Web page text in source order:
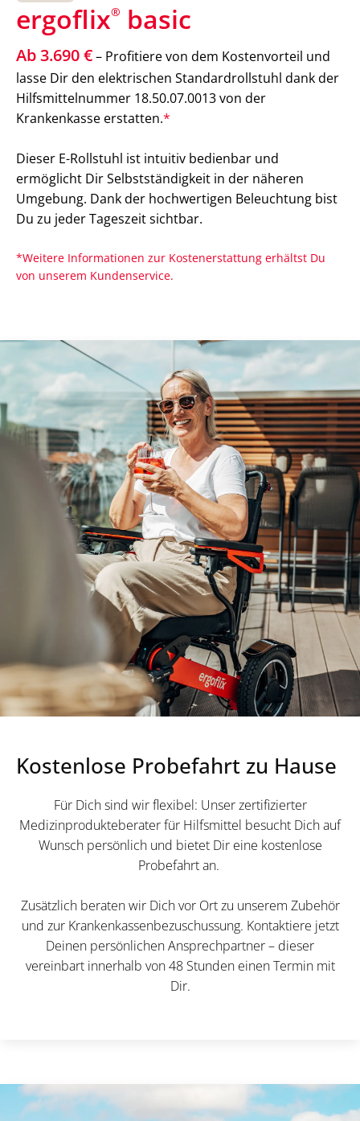
ergoflix® basic
Ab 3.690 €– Profitiere von dem Kostenvorteil und
lasse Dir den elektrischen Standardrollstuhl dank der
Hilfsmittelnummer 18.50.07.0013 von der
Krankenkasse erstatten.*
Dieser E-Rollstuhl ist intuitiv bedienbar und
ermöglicht Dir Selbstständigkeit in der näheren
Umgebung. Dank der hochwertigen Beleuchtung bist
Du zu jeder Tageszeit sichtbar.
*Weitere Informationen zur Kostenerstattung erhältst Du
von unserem Kundenservice.
Kostenlose Probefahrt zu Hause
Für Dich sind wir flexibel: Unser zertifizierter
Medizinprodukteberater für Hilfsmittel besucht Dich auf
Wunsch persönlich und bietet Dir eine kostenlose
Probefahrt an.
Zusätzlich beraten wir Dich vor Ort zu unserem Zubehör
und zur Krankenkassenbezuschussung. Kontaktiere jetzt
Deinen persönlichen Ansprechpartner – dieser
vereinbart innerhalb von 48 Stunden einen Termin mit
Dir.